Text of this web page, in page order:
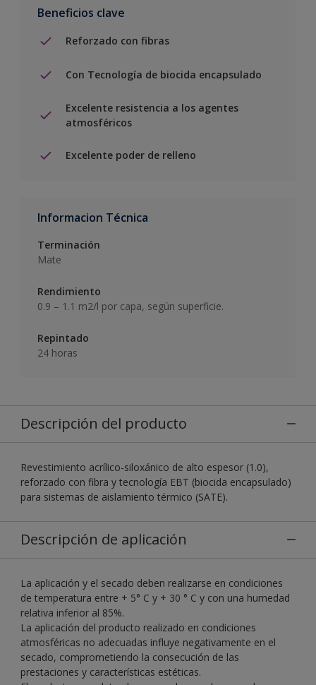
Beneficios clave
Reforzado con fibras
Con Tecnología de biocida encapsulado
Excelente resistencia a los agentes
atmosféricos
Excelente poder de relleno
Informacion Técnica
Terminación
Mate
Rendimiento
0.9 – 1.1 m2/l por capa, según superficie.
Repintado
24 horas
Descripción del producto
Revestimiento acrílico-siloxánico de alto espesor (1.0),
reforzado con fibra y tecnología EBT (biocida encapsulado)
para sistemas de aislamiento térmico (SATE).
Descripción de aplicación
La aplicación y el secado deben realizarse en condiciones
de temperatura entre + 5° C y + 30 ° C y con una humedad
relativa inferior al 85%.
La aplicación del producto realizado en condiciones
atmosféricas no adecuadas influye negativamente en el
secado, comprometiendo la consecución de las
prestaciones y características estéticas.